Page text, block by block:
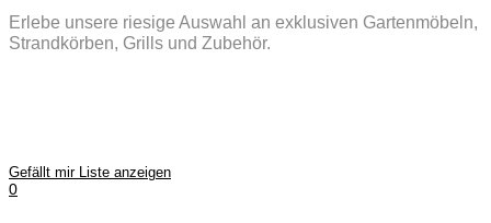
Erlebe unsere riesige Auswahl an exklusiven Gartenmöbeln,
Strandkörben, Grills und Zubehör.
Gefällt mir Liste anzeigen
0